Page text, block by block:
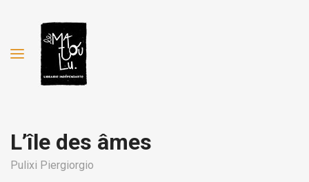
L’île des âmes
Pulixi Piergiorgio